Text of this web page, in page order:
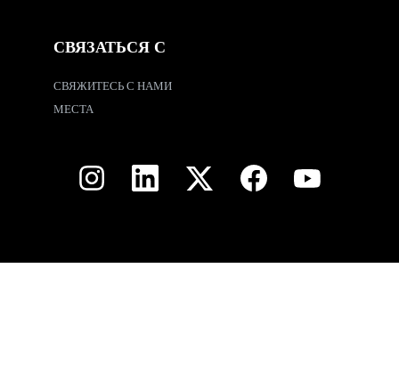
СВЯЗАТЬСЯ С
СВЯЖИТЕСЬ С НАМИ
МЕСТА